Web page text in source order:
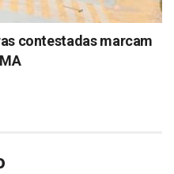
contestadas marcam